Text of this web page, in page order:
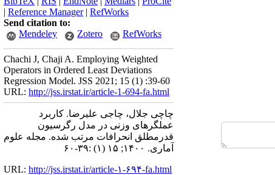
| Reference Manager| RefWorks
Send citation to:
Mendeley
Zotero RefWorks
Chachi J, Chaji A. Employing Weighted
Operators in Ordered Least Deviations
Regression Model. JSS 2021; 15 (1) :39-60
URL: http://jss.irstat.ir/article-1-694-fa.html
چاچی جلال، چاجی علیرضا. کاربرد
عملگرهای وزنی در مدل رگرسیون
قدرمطلق انحرافات مرتب شده. مجله علوم
آماری. ۱۴۰۰; ۱۵ (۱) :۳۹-۶۰
URL: http://jss.irstat.ir/article-۱-۶۹۴-fa.html